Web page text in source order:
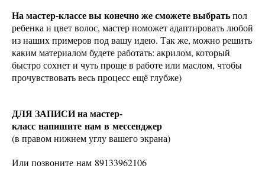
На мастер-классе вы конечно же сможете выбратьпол
ребенка и цвет волос, мастер поможет адаптировать любой
из наших примеров под вашу идею. Так же, можно решить
каким материалом будете работать: акрилом, который
быстро сохнет и чуть проще в работе или маслом, чтобы
прочувствовать весь процесс ещё глубже)
ДЛЯ ЗАПИСИ на мастер-
класс напишите нам в мессенджер
(в правом нижнем углу вашего экрана)
Или позвоните нам 89133962106